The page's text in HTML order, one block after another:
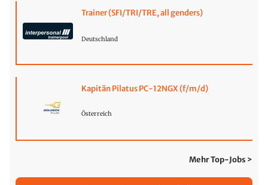
Trainer (SFI/TRI/TRE, all genders)
Deutschland
Kapitän Pilatus PC-12NGX (f/m/d)
Österreich
Mehr Top-Jobs >